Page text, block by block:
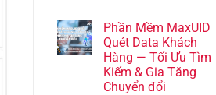
Phần Mềm MaxUID
Quét Data Khách
Hàng — Tối Ưu Tìm
Kiếm & Gia Tăng
Chuyển đổi